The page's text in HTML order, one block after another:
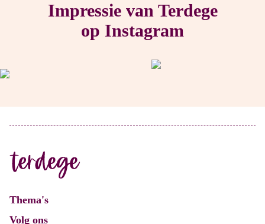
Impressie van Terdege
op Instagram
Thema's
Volg ons